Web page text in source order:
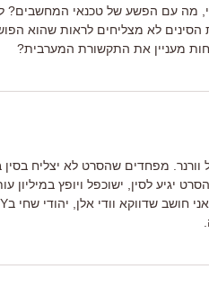
מה עם הפשע של טכנאי המחשבים?
הסינים לא מצליחים לראות שהוא
מעניין את התקשורת המערבית?
וורנר. מפחדים שהסרט לא יצליח
יגיע לסין, ישוכפל ויופץ במיליון